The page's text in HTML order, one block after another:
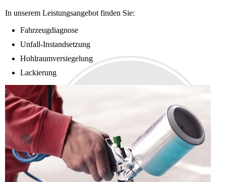
In unserem Leistungsangebot finden Sie:
Fahrzeugdiagnose
Unfall-Instandsetzung
Hohlraumversiegelung
Lackierung